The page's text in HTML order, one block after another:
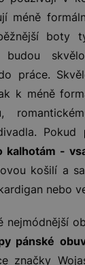
méně
boty
budou
práce.
k méně
Pokud
kalhotám -
košilí a
nebo
nejmódnější
pánské